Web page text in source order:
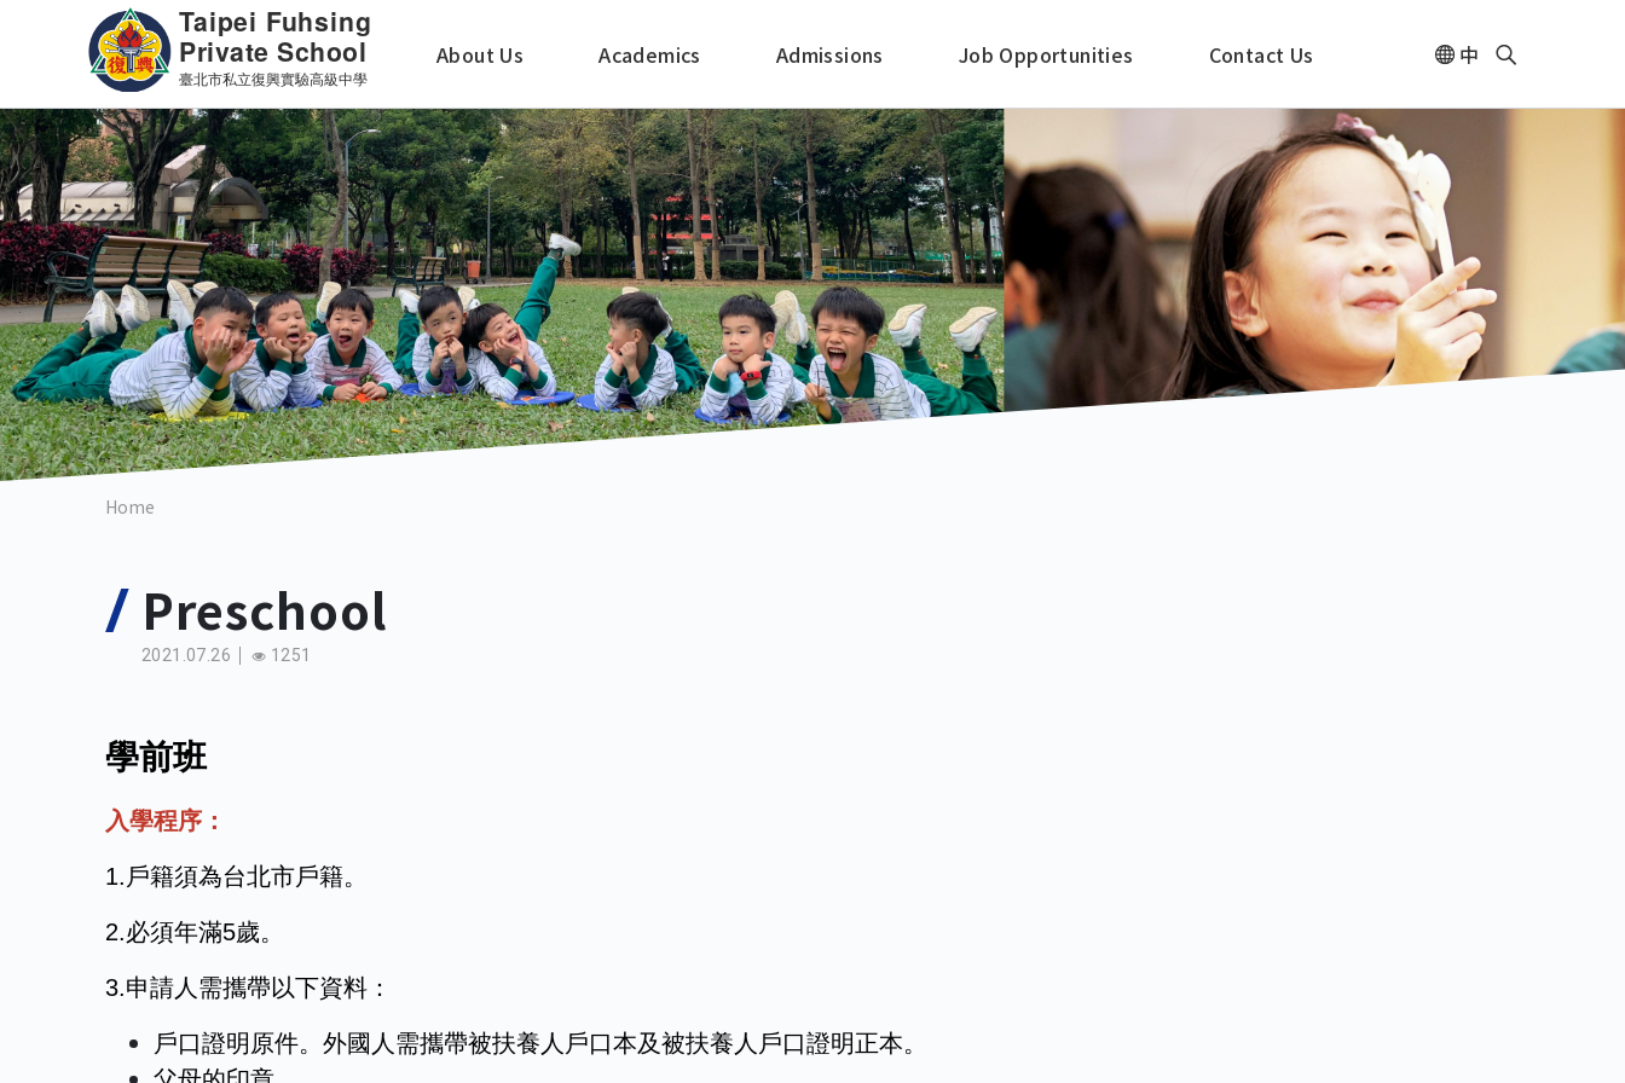
content
主
覽
英
文
版
About Us Academics Admissions Job Opportunities Contact Us 中
Home
Preschool
2021.07.26 1251
學前班
入學程序：
1.戶籍須為台北市戶籍。
2.必須年滿5歲。
3.申請人需攜帶以下資料：
戶口證明原件。外國人需攜帶被扶養人戶口本及被扶養人戶口證明正本。